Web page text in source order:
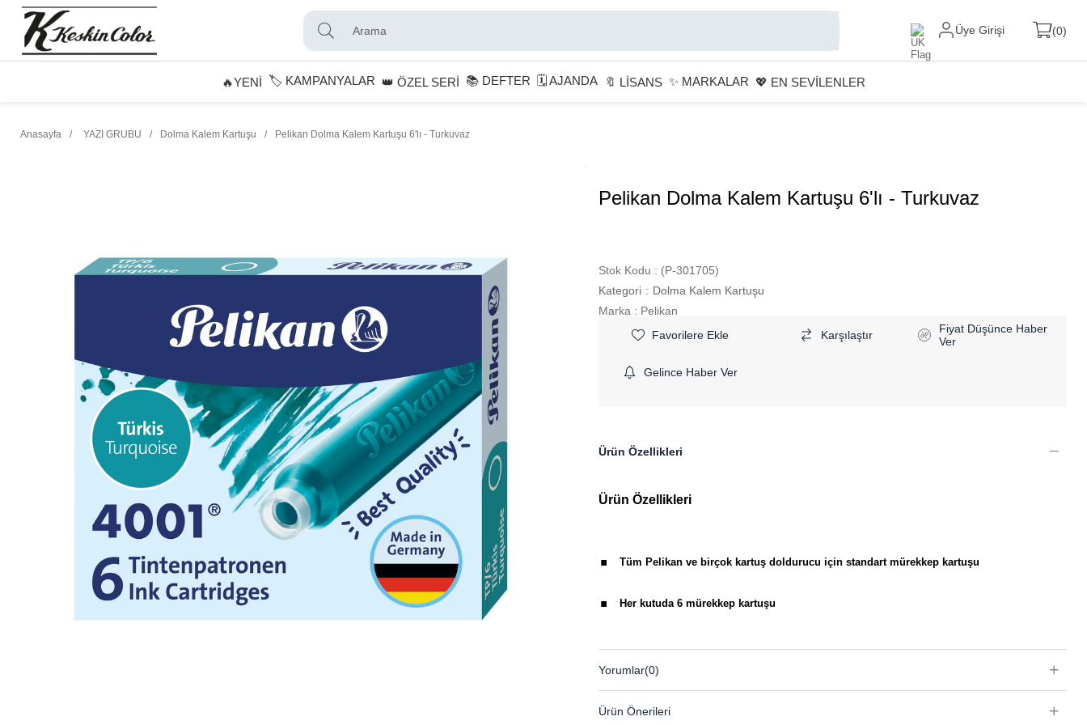
Üye Girişi 0
🔥YENİ 🏷️ KAMPANYALAR 👑 ÖZEL SERİ 📚 DEFTER 🗓 AJANDA 🔖 LİSANS ✨ MARKALAR 💖 EN SEVİLENLER
Anasayfa YAZI GRUBU Dolma Kalem Kartuşu Pelikan Dolma Kalem Kartuşu 6'lı - Turkuvaz
Pelikan Dolma Kalem Kartuşu 6'lı - Turkuvaz
Stok Kodu
(P-301705)
Kategori : Dolma Kalem Kartuşu
Marka : Pelikan
Favorilere Ekle
Karşılaştır
Fiyat Düşünce Haber
Ver
Gelince Haber Ver
Ürün Özellikleri
Ürün Özellikleri
. Tüm Pelikan ve birçok kartuş doldurucu için standart mürekkep kartuşu
. Her kutuda 6 mürekkep kartuşu
Yorumlar(0)
Ürün Önerileri